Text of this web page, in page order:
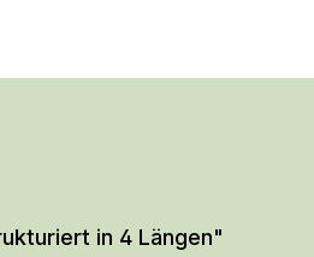
in 4 Längen"